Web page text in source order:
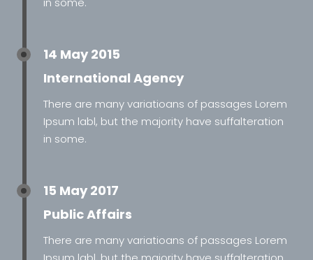
14 May 2015
International Agency
There are many variatioans of passages Lorem
Ipsum labl, but the majority have suffalteration
in some.
15 May 2017
Public Affairs
There are many variatioans of passages Lorem